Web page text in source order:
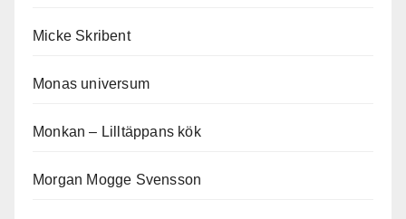
Micke Skribent
Monas universum
Monkan – Lilltäppans kök
Morgan Mogge Svensson